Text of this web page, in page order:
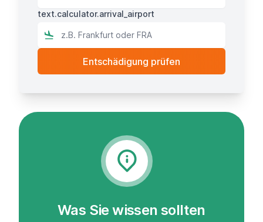
text.calculator.arrival_airport
Was Sie wissen sollten